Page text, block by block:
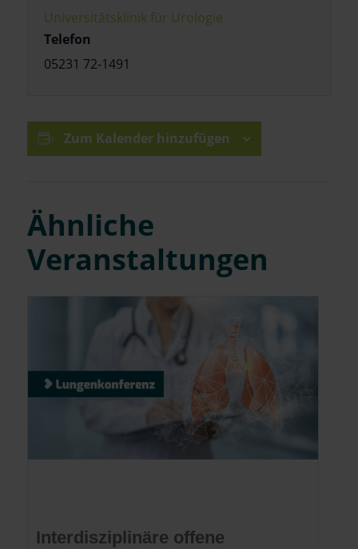
Universitätsklinik für Urologie
Telefon
05231 72-1491
Zum Kalender hinzufügen
Ähnliche
Veranstaltungen
Interdisziplinäre offene